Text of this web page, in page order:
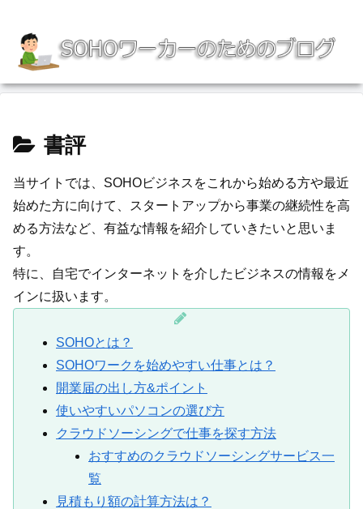
書評
当サイトでは、SOHOビジネスをこれから始める方や最近
始めた方に向けて、スタートアップから事業の継続性を高
める方法など、有益な情報を紹介していきたいと思いま
す。
特に、自宅でインターネットを介したビジネスの情報をメ
インに扱います。
SOHOとは？
SOHOワークを始めやすい仕事とは？
開業届の出し方&ポイント
使いやすいパソコンの選び方
クラウドソーシングで仕事を探す方法
おすすめのクラウドソーシングサービス一
覧
見積もり額の計算方法は？